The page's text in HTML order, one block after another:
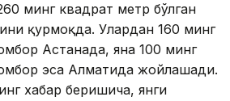
минг квадрат метр бўлган
қурмоқда. Улардан 160 минг
Астанада, яна 100 минг
эса Алматида жойлашади.
хабар беришича, янги